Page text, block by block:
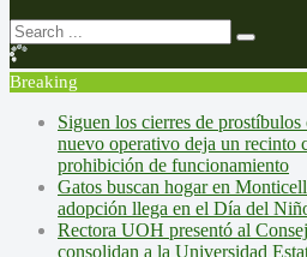
Breaking
Siguen los cierres de
nuevo operativo deja un recinto
prohibición de funcionamiento
Gatos buscan hogar en
adopción llega en el Día del
Rectora UOH presentó al
consolidan a la Universidad